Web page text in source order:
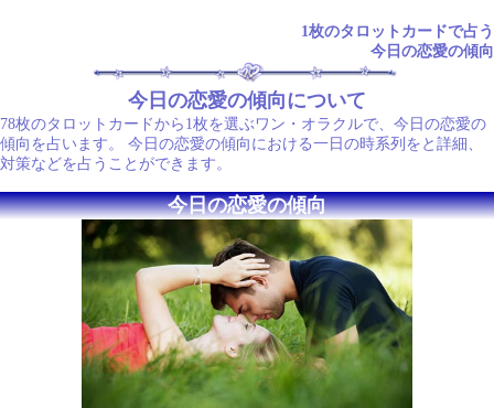
1枚のタロットカードで占う
今日の恋愛の傾向
今日の恋愛の傾向について
78枚のタロットカードから1枚を選ぶワン・オラクルで、今日の恋愛の
傾向を占います。 今日の恋愛の傾向における一日の時系列をと詳細、
対策などを占うことができます。
今日の恋愛の傾向